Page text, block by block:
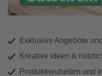
Exklusive Angebote
Kreative Ideen &
Produktneuheiten und